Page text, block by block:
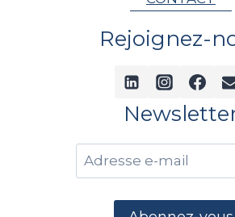
Rejoignez-